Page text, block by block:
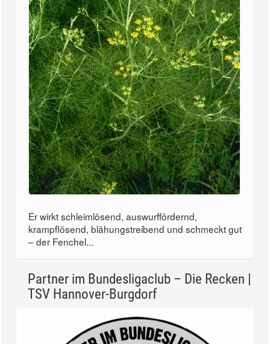
Er wirkt schleimlösend, auswurffördernd,
krampflösend, blähungstreibend und schmeckt gut
– der Fenchel...
Partner im Bundesligaclub – Die Recken |
TSV Hannover-Burgdorf